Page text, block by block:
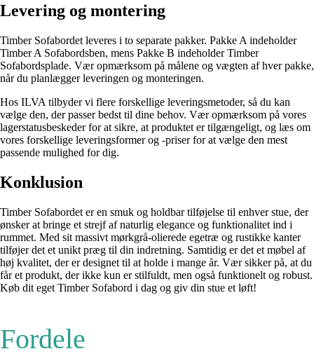
Levering og montering
Timber Sofabordet leveres i to separate pakker. Pakke A indeholder
Timber A Sofabordsben, mens Pakke B indeholder Timber
Sofabordsplade. Vær opmærksom på målene og vægten af ​​hver pakke,
når du planlægger leveringen og monteringen.
Hos ILVA tilbyder vi flere forskellige leveringsmetoder, så du kan
vælge den, der passer bedst til dine behov. Vær opmærksom på vores
lagerstatusbeskeder for at sikre, at produktet er tilgængeligt, og læs om
vores forskellige leveringsformer og -priser for at vælge den mest
passende mulighed for dig.
Konklusion
Timber Sofabordet er en smuk og holdbar tilføjelse til enhver stue, der
ønsker at bringe et strejf af naturlig elegance og funktionalitet ind i
rummet. Med sit massivt mørkgrå-olierede egetræ og rustikke kanter
tilføjer det et unikt præg til din indretning. Samtidig er det et møbel af
høj kvalitet, der er designet til at holde i mange år. Vær sikker på, at du
får et produkt, der ikke kun er stilfuldt, men også funktionelt og robust.
Køb dit eget Timber Sofabord i dag og giv din stue et løft!
Fordele